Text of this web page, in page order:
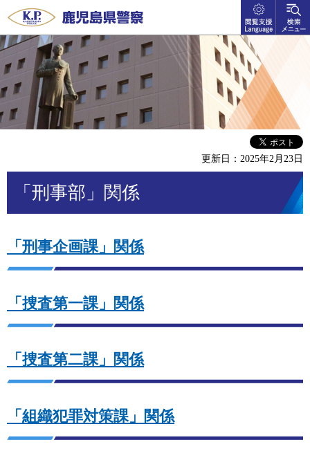
鹿児島県警察
閲覧支
援
language
検索メ
ニュー
更新日：2025年2月23日
「刑事部」関係
「刑事企画課」関係
「捜査第一課」関係
「捜査第二課」関係
「組織犯罪対策課」関係